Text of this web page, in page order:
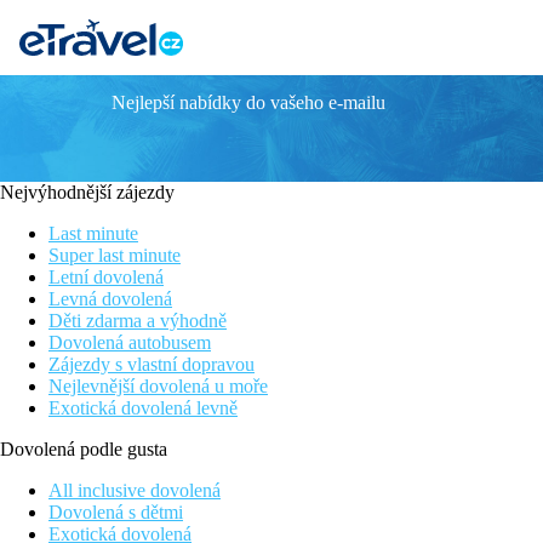
Atlantica Aegan Blue
Kvalitní pětihvězdičkový hotel z řetězce Atlantica
Velký vodní park přímo v hotelu včetně líné řeky, toboganů a
Tematické restaurace řecká, italská, asijská
V subtropické zahradě a přímo u pláže
Poloha
V rozlehlé subtropické zahradě, centrum střediska Kolymbia s
Vybavení
Vstupní hala s recepcí, hlavní restaurace s terasou, bar a malý
lehátka, slunečníky a osušky oproti kauci.
Pokoje
Dvoulůžkový pokoj, Premium, Strana k moři:
designové pokojoje. Cca 26-30m2.
Nejlepší nabídky do vašeho e-mailu
Nejvýhodnější zájezdy
Last minute
Super last minute
Letní dovolená
Levná dovolená
Děti zdarma a výhodně
Dovolená autobusem
Zájezdy s vlastní dopravou
Nejlevnější dovolená u moře
Exotická dovolená levně
Dovolená podle gusta
All inclusive dovolená
Dovolená s dětmi
Exotická dovolená